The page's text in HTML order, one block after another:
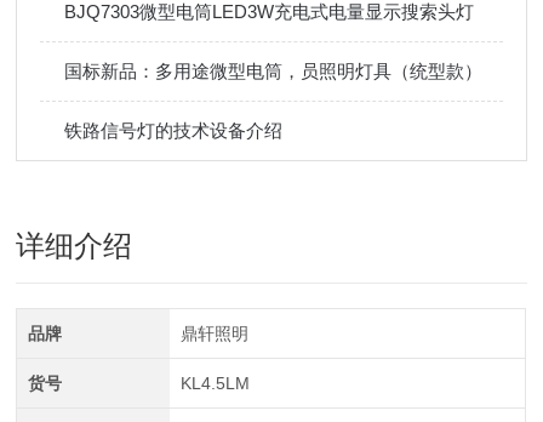
BJQ7303微型电筒LED3W充电式电量显示搜索头灯
国标新品：多用途微型电筒，员照明灯具（统型款）
铁路信号灯的技术设备介绍
详细介绍
品牌 鼎轩照明
货号 KL4.5LM